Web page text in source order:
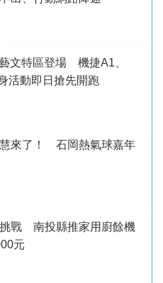
文特區登場 機捷A1、
活動即日搶先開跑
來了！ 石岡熱氣球嘉年
戰 南投縣推家用廚餘機
元